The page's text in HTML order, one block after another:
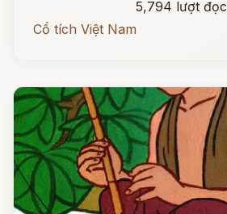
5,794 lượt đọc
Cổ tích Việt Nam